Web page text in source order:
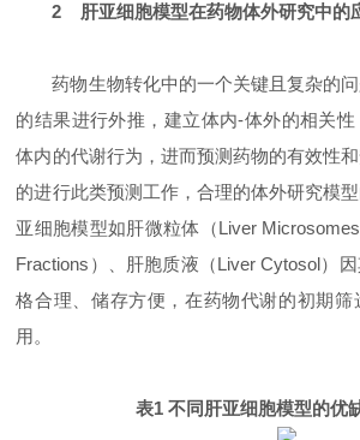
2 肝亚细胞模型在药物体外研究中的
药物生物转化中的一个关键且复杂的
的结果进行外推，建立体内-体外的相关
体内的代谢行为，进而预测药物的有效性
的进行此类预测工作，合理的体外研究模
亚细胞模型如肝微粒体（Liver
Fractions）、肝胞质液（Liver Cytosol）
格合理、储存方便，在药物代谢的初期筛
用。
表1 不同肝亚细胞模型的优